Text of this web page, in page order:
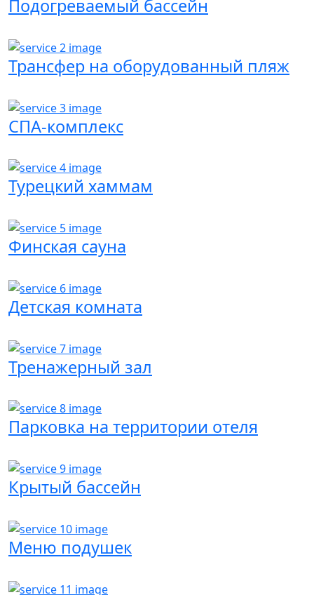
Подогреваемый бассейн
Трансфер на оборудованный пляж
СПА-комплекс
Турецкий хаммам
Финская сауна
Детская комната
Тренажерный зал
Парковка на территории отеля
Крытый бассейн
Меню подушек